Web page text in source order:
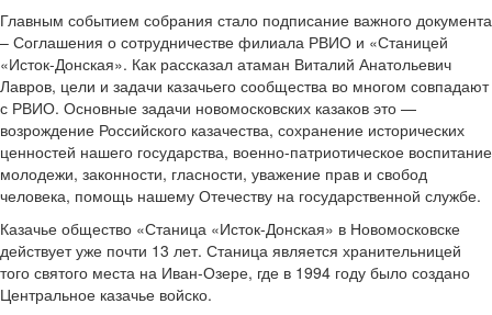
Главным событием собрания стало подписание важного документа
– Соглашения о сотрудничестве филиала РВИО и «Станицей
«Исток-Донская». Как рассказал атаман Виталий Анатольевич
Лавров, цели и задачи казачьего сообщества во многом совпадают
с РВИО. Основные задачи новомосковских казаков это —
возрождение Российского казачества, сохранение исторических
ценностей нашего государства, военно-патриотическое воспитание
молодежи, законности, гласности, уважение прав и свобод
человека, помощь нашему Отечеству на государственной службе.
Казачье общество «Станица «Исток-Донская» в Новомосковске
действует уже почти 13 лет. Станица является хранительницей
того святого места на Иван-Озере, где в 1994 году было создано
Центральное казачье войско.